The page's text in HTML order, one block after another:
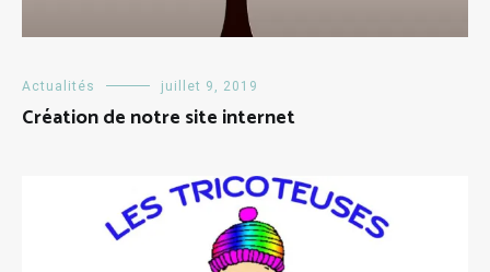
Actualités juillet 9, 2019
Création de notre site internet